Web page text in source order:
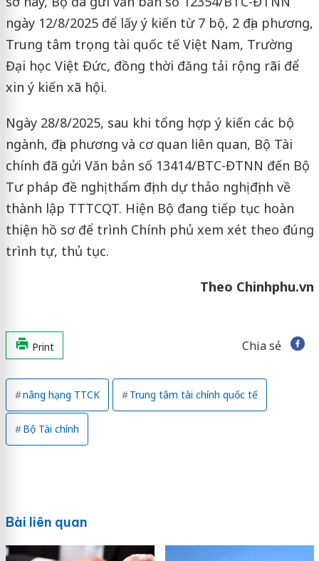
ngày 12/8/2025 để lấy ý kiến từ 7 bộ, 2 địa phương,
Trung tâm trọng tài quốc tế Việt Nam, Trường
Đại học Việt Đức, đồng thời đăng tải rộng rãi để
xin ý kiến xã hội.
Ngày 28/8/2025, sau khi tổng hợp ý kiến các bộ
ngành, địa phương và cơ quan liên quan, Bộ Tài
chính đã gửi Văn bản số 13414/BTC-ĐTNN đến Bộ
Tư pháp đề nghị thẩm định dự thảo nghị định về
thành lập TTTCQT. Hiện Bộ đang tiếp tục hoàn
thiện hồ sơ để trình Chính phủ xem xét theo đúng
trình tự, thủ tục.
Theo Chinhphu.vn
Print Chia sẻ
nâng hạng TTCK Trung tâm tài chính quốc tế
Bộ Tài chính
Bài liên quan